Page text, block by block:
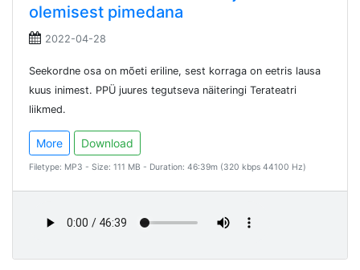
olemisest pimedana
2022-04-28
Seekordne osa on mõeti eriline, sest korraga on eetris lausa
kuus inimest. PPÜ juures tegutseva näiteringi Terateatri
liikmed.
More Download
Filetype: MP3 - Size: 111 MB - Duration: 46:39m (320 kbps 44100 Hz)